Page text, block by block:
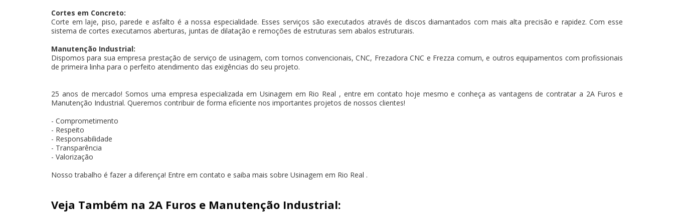
Cortes em Concreto:
Corte em laje, piso, parede e asfalto é a nossa especialidade. Esses serviços são executados através de discos diamantados com mais alta precisão e rapidez. Com esse
sistema de cortes executamos aberturas, juntas de dilatação e remoções de estruturas sem abalos estruturais.
Manutenção Industrial:
Dispomos para sua empresa prestação de serviço de usinagem, com tornos convencionais, CNC, Frezadora CNC e Frezza comum, e outros equipamentos com profissionais
de primeira linha para o perfeito atendimento das exigências do seu projeto.
25 anos de mercado! Somos uma empresa especializada em Usinagem em Rio Real , entre em contato hoje mesmo e conheça as vantagens de contratar a 2A Furos e
Manutenção Industrial. Queremos contribuir de forma eficiente nos importantes projetos de nossos clientes!
- Comprometimento
- Respeito
- Responsabilidade
- Transparência
- Valorização
Nosso trabalho é fazer a diferença! Entre em contato e saiba mais sobre Usinagem em Rio Real .
Veja Também na 2A Furos e Manutenção Industrial: